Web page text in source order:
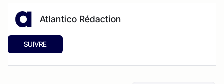
Atlantico Rédaction
SUIVRE